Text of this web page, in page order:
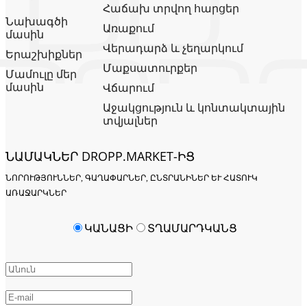
Նախագծի
մասին
Երաշխիքներ
Մամուլը մեր
մասին
Հաճախ տրվող հարցեր
Առաքում
Վերադարձ և չեղարկում
Մաքսատուրքեր
Վճարում
Աջակցություն և կոնտակտային
տվյալներ
ՆԱՄԱԿՆԵՐ DROPP.MARKET-ԻՑ
ՆՈՐՈՒԹՅՈՒՆՆԵՐ, ԳԱՂԱՓԱՐՆԵՐ, ԸՆՏՐԱՆԻՆԵՐ ԵՒ ՀԱՏՈՒԿ Ա
ՌԱՋԱՐԿՆԵՐ
ԿԱՆԱՑԻ ՏՂԱՄԱՐԴԿԱՆՑ